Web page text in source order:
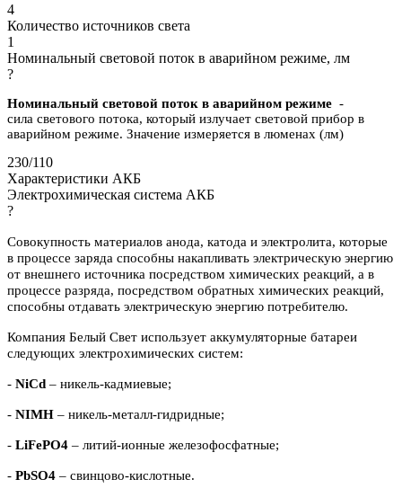
4
Количество источников света
1
Номинальный световой поток в аварийном режиме, лм
?
Номинальный световой поток в аварийном режиме -
сила светового потока, который излучает световой прибор в
аварийном режиме. Значение измеряется в люменах (лм)
230/110
Характеристики АКБ
Электрохимическая система АКБ
?
Совокупность материалов анода, катода и электролита, которые
в процессе заряда способны накапливать электрическую энергию
от внешнего источника посредством химических реакций, а в
процессе разряда, посредством обратных химических реакций,
способны отдавать электрическую энергию потребителю.
Компания Белый Свет использует аккумуляторные батареи
следующих электрохимических систем:
- NiCd – никель-кадмиевые;
- NIMH – никель-металл-гидридные;
- LiFePO4 – литий-ионные железофосфатные;
- PbSO4 – свинцово-кислотные.